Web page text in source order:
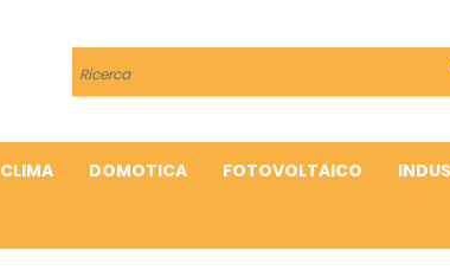
Cerca
CLIMA DOMOTICA FOTOVOLTAICO